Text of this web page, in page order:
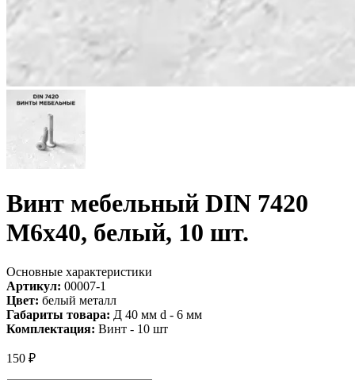
Винт мебельный DIN 7420
М6х40, белый, 10 шт.
Основные характеристики
Артикул: 00007-1
Цвет: белый металл
Габариты товара: Д 40 мм d - 6 мм
Комплектация: Винт - 10 шт
150 ₽